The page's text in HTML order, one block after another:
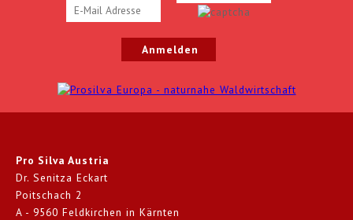
Pro Silva Austria
Dr. Senitza Eckart
Poitschach 2
A - 9560 Feldkirchen in Kärnten